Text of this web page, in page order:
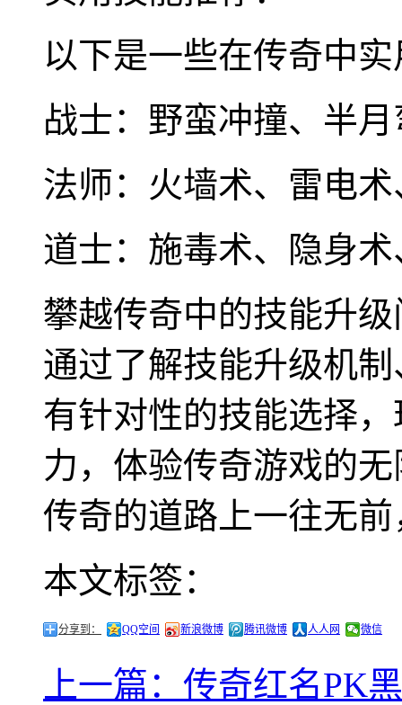
以下是一些在传奇中
战士：野蛮冲撞、半
法师：火墙术、雷电
道士：施毒术、隐身
攀越传奇中的技能升
通过了解技能升级机
有针对性的技能选择
力，体验传奇游戏的
传奇的道路上一往无
本文标签：
分享到： QQ空间 新浪微博 腾讯微博 人人网 微信
上一篇：传奇红名PK